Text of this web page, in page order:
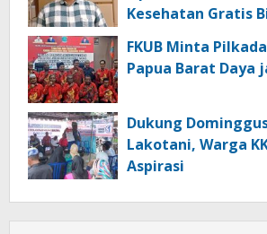
Kesehatan Gratis
FKUB Minta
Papua Barat Daya
Dukung
Lakotani, Warga
Aspirasi